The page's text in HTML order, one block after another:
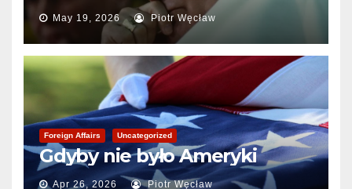
May 19, 2026 Piotr Węcław
Foreign Affairs Uncategorized
Gdyby nie było Ameryki
Apr 26, 2026 Piotr Węcław